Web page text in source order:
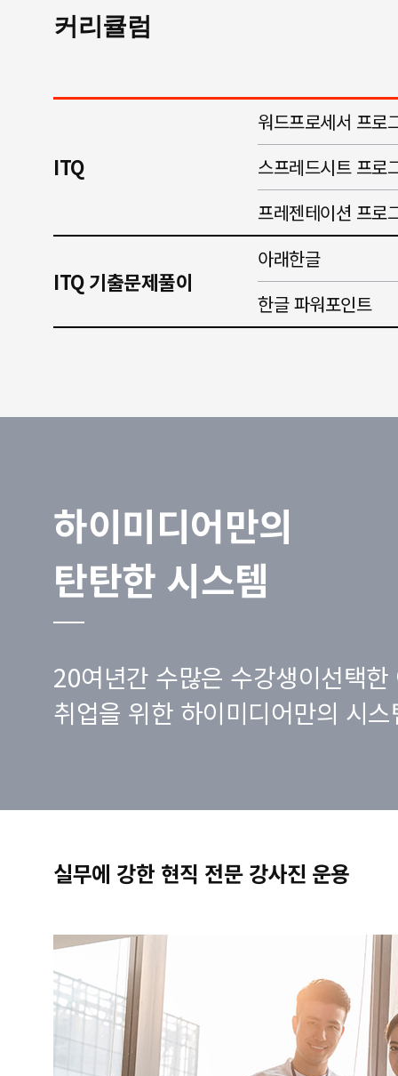
커리큘럼
ITQ
워드프로세서 프로
스프레드시트 프로
프레젠테이션 프로
ITQ 기출문제풀이
아래한글
한글 파워포인트
하이미디어만의
탄탄한 시스템
20여년간 수많은 수강생이선택한
취업을 위한 하이미디어만의 시
실무에 강한 현직 전문 강사진 운용